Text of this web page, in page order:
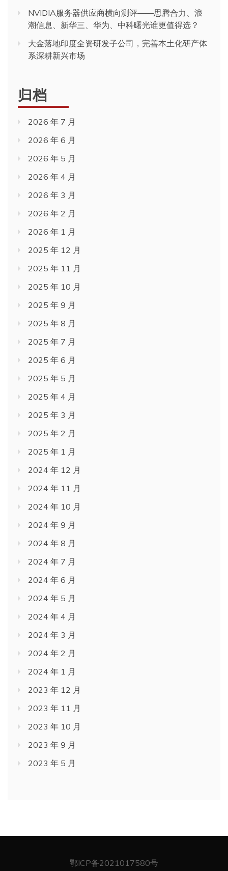
NVIDIA服务器供应商横向测评——思腾合力、浪
潮信息、新华三、华为、中科曙光谁更值得选？
大金落地印度全资研发子公司，完善本土化研产体
系深耕新兴市场
归档
2026 年 7 月
2026 年 6 月
2026 年 5 月
2026 年 4 月
2026 年 3 月
2026 年 2 月
2026 年 1 月
2025 年 12 月
2025 年 11 月
2025 年 10 月
2025 年 9 月
2025 年 8 月
2025 年 7 月
2025 年 6 月
2025 年 5 月
2025 年 4 月
2025 年 3 月
2025 年 2 月
2025 年 1 月
2024 年 12 月
2024 年 11 月
2024 年 10 月
2024 年 9 月
2024 年 8 月
2024 年 7 月
2024 年 6 月
2024 年 5 月
2024 年 4 月
2024 年 3 月
2024 年 2 月
2024 年 1 月
2023 年 12 月
2023 年 11 月
2023 年 10 月
2023 年 9 月
2023 年 5 月
鄂ICP备2021017580号